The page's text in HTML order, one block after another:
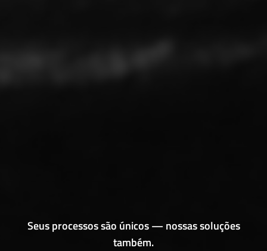
Seus processos são únicos — nossas soluções
também.